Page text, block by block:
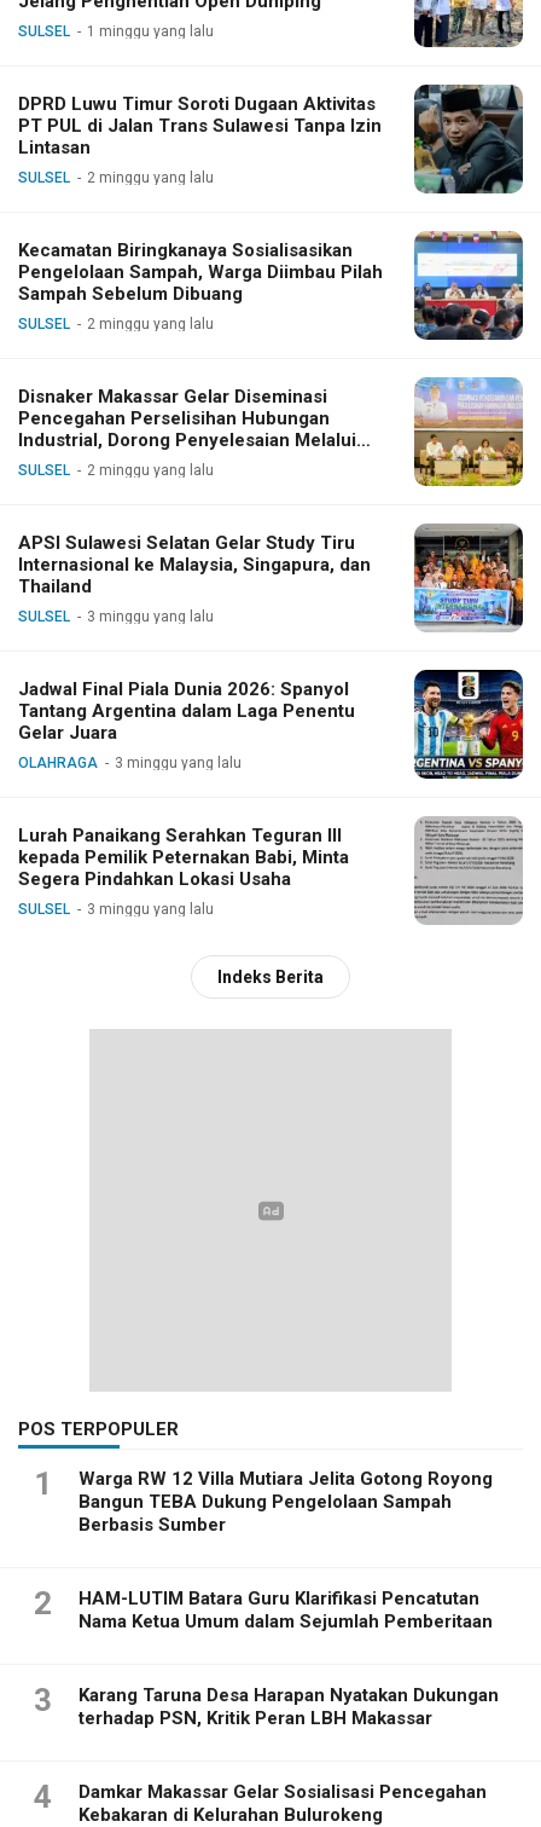
SULSEL 1 minggu yang lalu
DPRD Luwu Timur Soroti Dugaan Aktivitas
PT PUL di Jalan Trans Sulawesi Tanpa Izin
Lintasan
SULSEL 2 minggu yang lalu
Kecamatan Biringkanaya Sosialisasikan
Pengelolaan Sampah, Warga Diimbau Pilah
Sampah Sebelum Dibuang
SULSEL 2 minggu yang lalu
Disnaker Makassar Gelar Diseminasi
Pencegahan Perselisihan Hubungan
Industrial, Dorong Penyelesaian Melalui
Dialog
SULSEL 2 minggu yang lalu
APSI Sulawesi Selatan Gelar Study Tiru
Internasional ke Malaysia, Singapura, dan
Thailand
SULSEL 3 minggu yang lalu
Jadwal Final Piala Dunia 2026: Spanyol
Tantang Argentina dalam Laga Penentu
Gelar Juara
OLAHRAGA 3 minggu yang lalu
Lurah Panaikang Serahkan Teguran III
kepada Pemilik Peternakan Babi, Minta
Segera Pindahkan Lokasi Usaha
SULSEL 3 minggu yang lalu
Indeks Berita
POS TERPOPULER
1
Warga RW 12 Villa Mutiara Jelita Gotong Royong
Bangun TEBA Dukung Pengelolaan Sampah
Berbasis Sumber
2
HAM-LUTIM Batara Guru Klarifikasi Pencatutan
Nama Ketua Umum dalam Sejumlah Pemberitaan
3
Karang Taruna Desa Harapan Nyatakan Dukungan
terhadap PSN, Kritik Peran LBH Makassar
4
Damkar Makassar Gelar Sosialisasi Pencegahan
Kebakaran di Kelurahan Bulurokeng